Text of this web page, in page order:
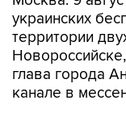
украинских
территории
глава города
канале в